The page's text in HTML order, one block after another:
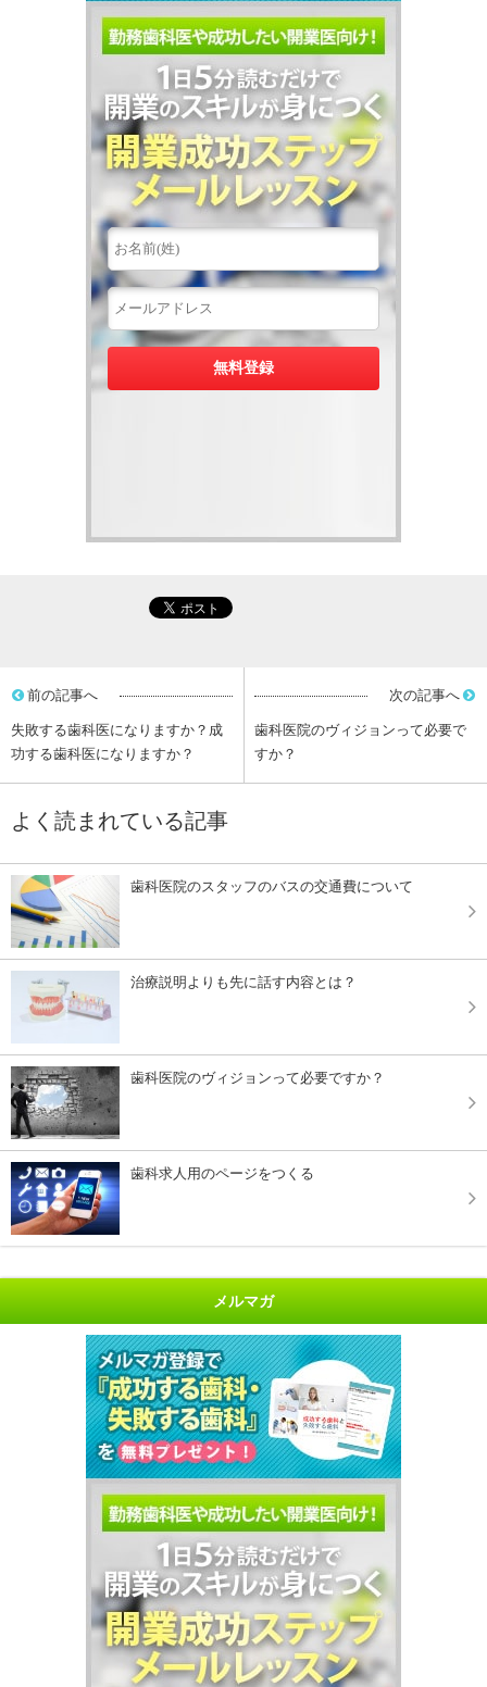
前の記事へ
失敗する歯科医になりますか？成
功する歯科医になりますか？
次の記事へ
歯科医院のヴィジョンって必要で
すか？
よく読まれている記事
歯科医院のスタッフのバスの交通費について
治療説明よりも先に話す内容とは？
歯科医院のヴィジョンって必要ですか？
歯科求人用のページをつくる
メルマガ